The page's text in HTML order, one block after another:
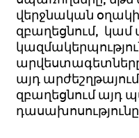
վերջնական
զբաղեցնում, կամ
այդ
զբաղեցնում այդ